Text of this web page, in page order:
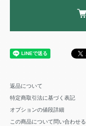
返品について
特定商取引法に基づく表記
オプションの値段詳細
この商品について問い合わせる